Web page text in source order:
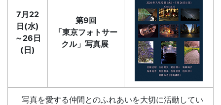
7月22
日(水)
～26日
(日)
第9回
「東京フォトサー
クル」写真展
写真を愛する仲間とのふれあいを大切に活動してい